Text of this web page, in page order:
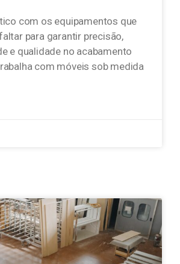
com os equipamentos que
para garantir precisão,
e qualidade no acabamento
com móveis sob medida